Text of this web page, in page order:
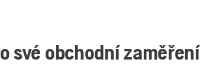
své obchodní zaměření